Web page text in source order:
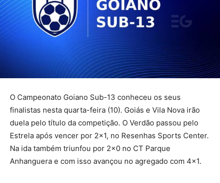
O Campeonato Goiano Sub-13 conheceu os seus
finalistas nesta quarta-feira (10). Goiás e Vila Nova irão
duela pelo título da competição. O Verdão passou pelo
Estrela após vencer por 2×1, no Resenhas Sports Center.
Na ida também triunfou por 2×0 no CT Parque
Anhanguera e com isso avançou no agregado com 4×1.